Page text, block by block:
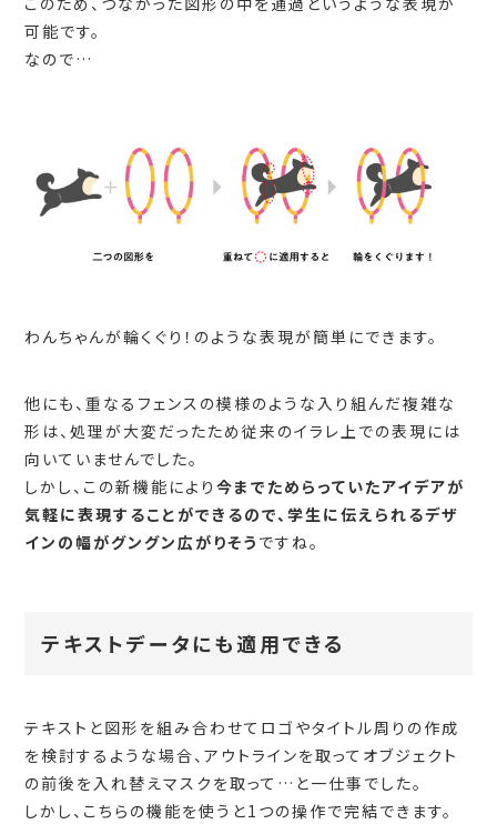
可能です。
なので…
わんちゃんが輪くぐり！のような表現が簡単にできます。
他にも、重なるフェンスの模様のような入り組んだ複雑な
形は、処理が大変だったため従来のイラレ上での表現には
向いていませんでした。
しかし、この新機能により今までためらっていたアイデアが
気軽に表現することができるので、学生に伝えられるデザ
インの幅がグングン広がりそう ですね。
テキストデータにも適用できる
テキストと図形を組み合わせてロゴやタイトル周りの作成
を検討するような場合、アウトラインを取ってオブジェクト
の前後を入れ替えマスクを取って…と一仕事でした。
しかし、こちらの機能を使うと1つの操作で完結できます。